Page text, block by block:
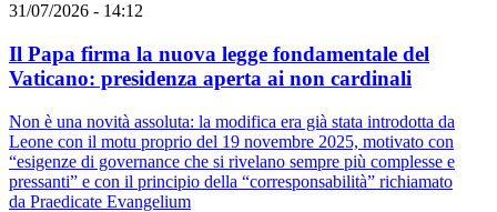
31/07/2026 - 14:12
Il Papa firma la nuova legge fondamentale del
Vaticano: presidenza aperta ai non cardinali
Non è una novità assoluta: la modifica era già stata introdotta da
Leone con il motu proprio del 19 novembre 2025, motivato con
“esigenze di governance che si rivelano sempre più complesse e
pressanti” e con il principio della “corresponsabilità” richiamato
da Praedicate Evangelium